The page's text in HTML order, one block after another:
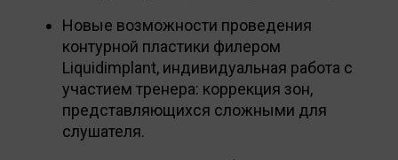
Новые возможности проведения
контурной пластики филером
Liquidimplant, индивидуальная работа с
участием тренера: коррекция зон,
представляющихся сложными для
слушателя.